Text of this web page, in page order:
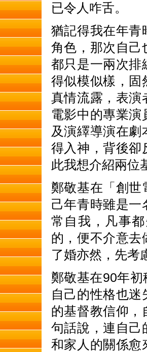
已令人咋舌。
猶記得我在年青
角色，那次自己
都只是一兩次排
得似模似樣，固
真情流露，表演
電影中的專業
及演繹導演在
得入神，背後卻
此我想介紹兩位
鄭敬基在「創世
己年青時雖是一
常自我，凡事
的，便不介意去
了婚亦然，先考
鄭敬基在90年
自己的性格也
的基督教信仰，
句話說，連自己
和家人的關係愈